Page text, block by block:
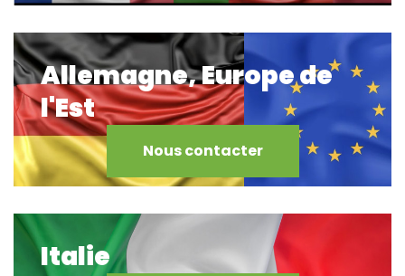
Allemagne, Europe de
l'Est
Nous contacter
Italie